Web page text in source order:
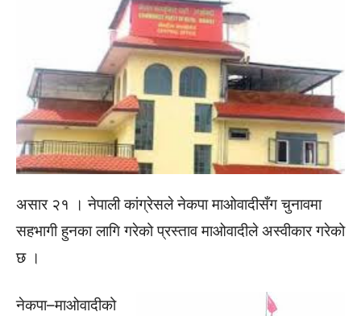
असार २१ । नेपाली कांग्रेसले नेकपा माओवादीसँग चुनावमा
सहभागी हुनका लागि गरेको प्रस्ताव माओवादीले अस्वीकार गरेको
छ ।
नेकपा–माओवादीको